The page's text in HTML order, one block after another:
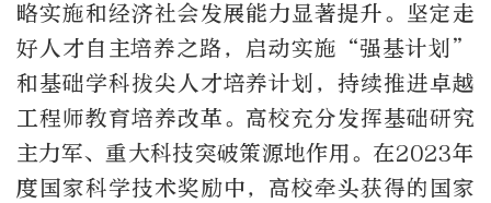
略实施和经济社会发展能力显著提升。坚定走
好人才自主培养之路，启动实施“强基计划”
和基础学科拔尖人才培养计划，持续推进卓越
工程师教育培养改革。高校充分发挥基础研究
主力军、重大科技突破策源地作用。在2023年
度国家科学技术奖励中，高校牵头获得的国家